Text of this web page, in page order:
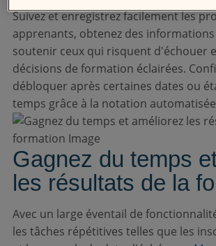
Suivez et enregistrez facilement les
apprenants, obtenez des
soutenir ceux qui risquent d'échouer
décisions de formation éclairées.
débloquer après certaines dates ou
temps grâce à la notation
Gagnez du temps
les résultats de la
Avec un large éventail de
les tâches répétitives telles que les